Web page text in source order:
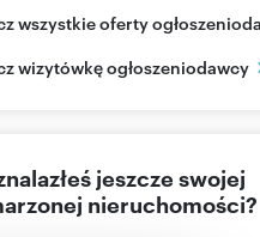
wszystkie oferty
wizytówkę ogłoszeniodawcy
jeszcze swojej
nieruchomości?